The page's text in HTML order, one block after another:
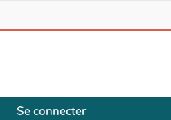
Se connecter